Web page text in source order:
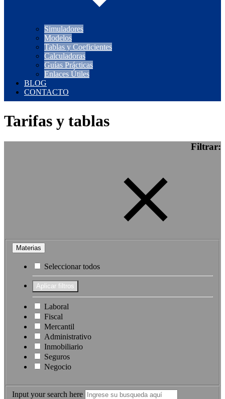
Simuladores
Modelos
Tablas y Coeficientes
Calculadoras
Guías Prácticas
Enlaces Útiles
BLOG
CONTACTO
Tarifas y tablas
Filtrar:
Materias
Seleccionar todos
Laboral
Fiscal
Mercantil
Administrativo
Inmobiliario
Seguros
Negocio
Input your search here